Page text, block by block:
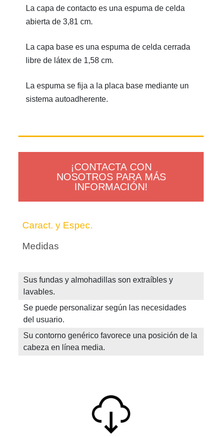
La capa de contacto es una espuma de celda
abierta de 3,81 cm.
La capa base es una espuma de celda cerrada
libre de látex de 1,58 cm.
La espuma se fija a la placa base mediante un
sistema autoadherente.
¡CONTACTA CON
NOSOTROS PARA MÁS
INFORMACIÓN!
Caract. y Espec.
Medidas
Sus fundas y almohadillas son extraíbles y
lavables.
Se puede personalizar según las necesidades
del usuario.
Su contorno genérico favorece una posición de la
cabeza en línea media.